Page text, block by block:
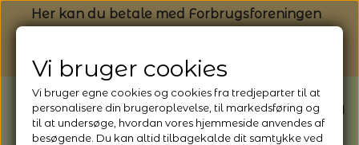
Her kan du betale med Forbrugsforeningen
BEMÆRK: Butikken har ferielukket* fra
1/8 - 9/8 - 2026
Vi bruger cookies
Vi bruger egne cookies og cookies fra tredjeparter til at
personalisere din brugeroplevelse, til markedsføring og
til at undersøge, hvordan vores hjemmeside anvendes af
besøgende. Du kan altid tilbagekalde dit samtykke ved